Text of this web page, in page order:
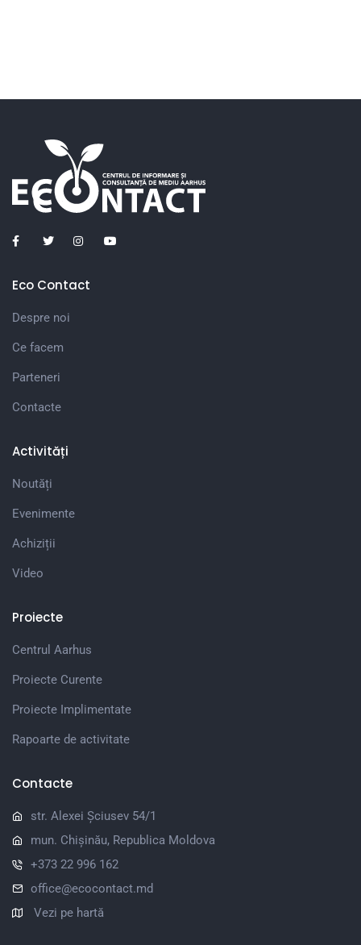
Eco Contact
Despre noi
Ce facem
Parteneri
Contacte
Activități
Noutăți
Evenimente
Achiziții
Video
Proiecte
Centrul Aarhus
Proiecte Curente
Proiecte Implimentate
Rapoarte de activitate
Contacte
str. Alexei Șciusev 54/1
mun. Chișinău, Republica Moldova
+373 22 996 162
office@ecocontact.md
Vezi pe hartă